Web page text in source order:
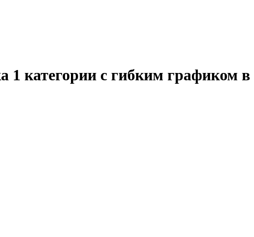
1 категории с гибким графиком в